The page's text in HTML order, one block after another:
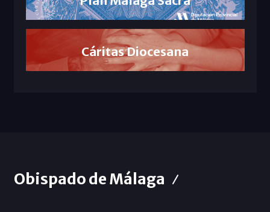
Cáritas Diocesana
Obispado de Málaga